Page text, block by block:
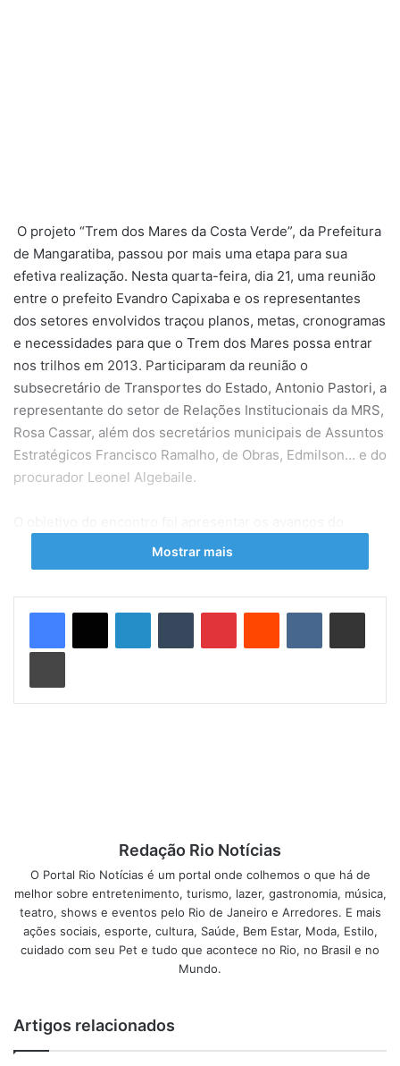
O projeto “Trem dos Mares da Costa Verde”, da Prefeitura
de Mangaratiba, passou por mais uma etapa para sua
efetiva realização. Nesta quarta-feira, dia 21, uma reunião
entre o prefeito Evandro Capixaba e os representantes
dos setores envolvidos traçou planos, metas, cronogramas
e necessidades para que o Trem dos Mares possa entrar
nos trilhos em 2013. Participaram da reunião o
subsecretário de Transportes do Estado, Antonio Pastori, a
representante do setor de Relações Institucionais da MRS,
Rosa Cassar, além dos secretários municipais de Assuntos
Estratégicos Francisco Ramalho, de Obras, Edmilson… e do
procurador Leonel Algebaile.
projeto ao prefeito e ajustar alguns pontos fundamentais
para a viabilidade do trem. Antonio Pastori apresentou o
trem. Detalhes como pontos de manobras, desvios e
também foram discutidos além da necessidade de
do veículo. Pastori explica a importância do projeto. “Hoje
turístico em Mangaratiba se torna cada dia mais real.
“Quem não se lembra do antigo “macaquinho”? Os mais
velhos com certeza contam suas histórias para seus filhos
e netos. Queremos resgatar isso, a cultura e o patrimônio
histórico que foi deixado de lado. Vamos desenvolver um
plano integrado de turismo, ligando mar e montanha. Mais
prefeito.
Mostrar mais
Redação Rio Notícias
O Portal Rio Notícias é um portal onde colhemos o que há de
melhor sobre entretenimento, turismo, lazer, gastronomia, música,
teatro, shows e eventos pelo Rio de Janeiro e Arredores. E mais
ações sociais, esporte, cultura, Saúde, Bem Estar, Moda, Estilo,
cuidado com seu Pet e tudo que acontece no Rio, no Brasil e no
Mundo.
Artigos relacionados